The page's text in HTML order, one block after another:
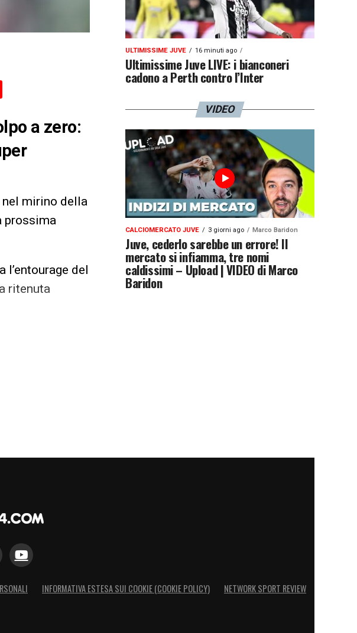
a zero:
nel mirino della
prossima
del
ritenuta
ULTIMISSIME JUVE 16 minuti ago
Ultimissime Juve LIVE: i bianconeri
cadono a Perth contro l’Inter
VIDEO
CALCIOMERCATO JUVE 3 giorni ago Marco Baridon
Juve, cederlo sarebbe un errore! Il
mercato si infiamma, tre nomi
caldissimi – Upload | VIDEO di Marco
Baridon
INFORMATIVA ESTESA SUI COOKIE (COOKIE POLICY) NETWORK SPORT REVIEW